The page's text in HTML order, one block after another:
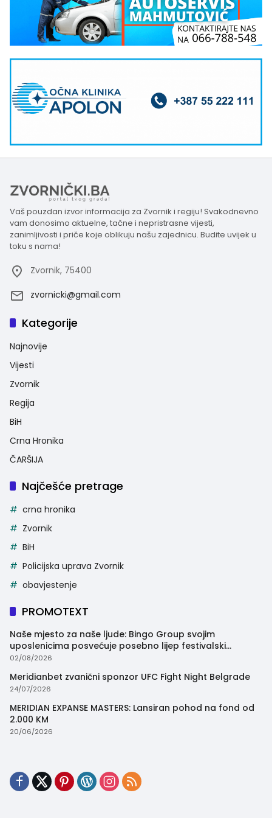
Vaš pouzdan izvor informacija za Zvornik i regiju! Svakodnevno
vam donosimo aktuelne, tačne i nepristrasne vijesti,
zanimljivosti i priče koje oblikuju našu zajednicu. Budite uvijek u
toku s nama!
Zvornik, 75400
zvornicki@gmail.com
Kategorije
Najnovije
Vijesti
Zvornik
Regija
BiH
Crna Hronika
ČARŠIJA
Najčešće pretrage
crna hronika
Zvornik
BiH
Policijska uprava Zvornik
obavjestenje
PROMOTEXT
Naše mjesto za naše ljude: Bingo Group svojim
uposlenicima posvećuje posebno lijep festivalski
trenutak
02/08/2026
Meridianbet zvanični sponzor UFC Fight Night Belgrade
24/07/2026
MERIDIAN EXPANSE MASTERS: Lansiran pohod na fond od
2.000 KM
20/06/2026